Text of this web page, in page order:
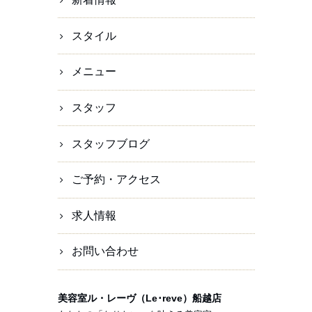
スタイル
メニュー
スタッフ
スタッフブログ
ご予約・アクセス
求人情報
お問い合わせ
美容室ル・レーヴ（Le･reve）船越店